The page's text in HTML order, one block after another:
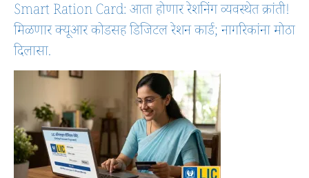
Smart Ration Card: आता होणार रेशनिंग व्यवस्थेत क्रांती!
मिळणार क्यूआर कोडसह डिजिटल रेशन कार्ड; नागरिकांना मोठा
दिलासा.